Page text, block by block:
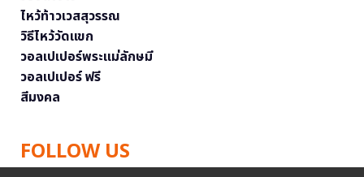
ไหว้ท้าวเวสสุวรรณ
วิธีไหว้วัดแขก
วอลเปเปอร์พระแม่ลักษมี
วอลเปเปอร์ ฟรี
สีมงคล
FOLLOW US